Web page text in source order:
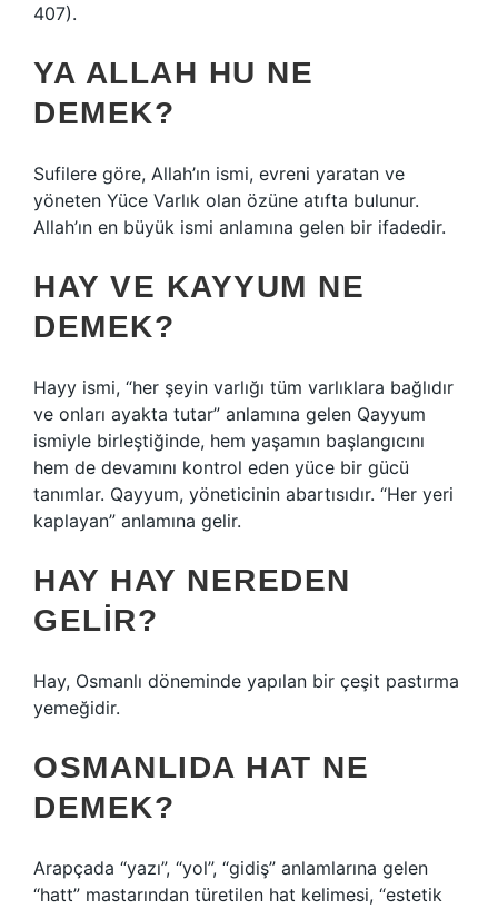
407).
YA ALLAH HU NE
DEMEK?
Sufilere göre, Allah’ın ismi, evreni yaratan ve
yöneten Yüce Varlık olan özüne atıfta bulunur.
Allah’ın en büyük ismi anlamına gelen bir ifadedir.
HAY VE KAYYUM NE
DEMEK?
Hayy ismi, “her şeyin varlığı tüm varlıklara bağlıdır
ve onları ayakta tutar” anlamına gelen Qayyum
ismiyle birleştiğinde, hem yaşamın başlangıcını
hem de devamını kontrol eden yüce bir gücü
tanımlar. Qayyum, yöneticinin abartısıdır. “Her yeri
kaplayan” anlamına gelir.
HAY HAY NEREDEN
GELIR?
Hay, Osmanlı döneminde yapılan bir çeşit pastırma
yemeğidir.
OSMANLIDA HAT NE
DEMEK?
Arapçada “yazı”, “yol”, “gidiş” anlamlarına gelen
“hatt” mastarından türetilen hat kelimesi, “estetik